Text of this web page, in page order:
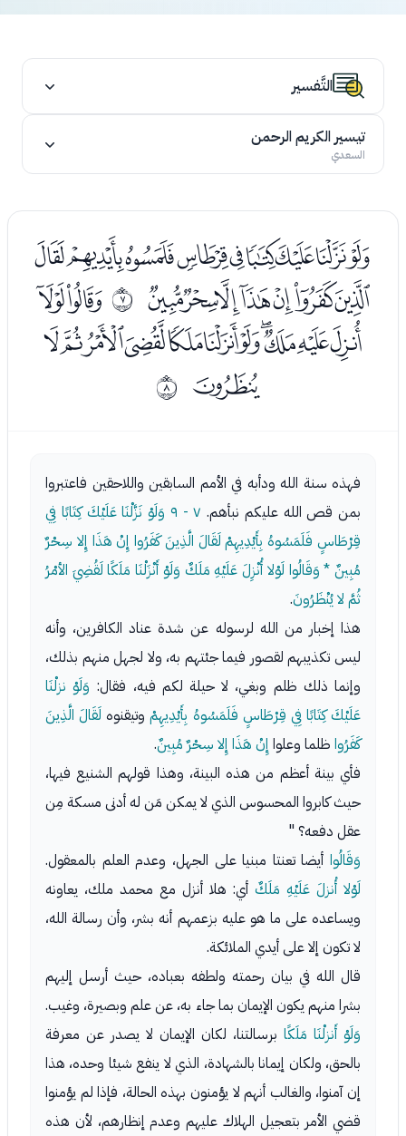
التَّفسير
تيسير الكريم الرحمن
السعدي
ﯙﯚﯛﯜﯝﯞﯟﯠﯡ
ﯢﯣﯤﯥﯦﯧﯨ ﰆ ﯪﯫ
ﯬﯭﯮﯯﯰﯱﯲﯳﯴﯵﯶ
ﯷ ﰇ
فهذه سنة الله ودأبه في الأمم السابقين واللاحقين فاعتبروا
بمن قص الله عليكم نبأهم. ٧ - ٩
وَلَوْ نَزَّلْنَا عَلَيْكَ كِتَابًا فِي
قِرْطَاسٍ فَلَمَسُوهُ بِأَيْدِيهِمْ لَقَالَ الَّذِينَ كَفَرُوا إِنْ هَذَا إِلا سِحْرٌ
مُبِينٌ * وَقَالُوا لَوْلا أُنْزِلَ عَلَيْهِ مَلَكٌ وَلَوْ أَنْزَلْنَا مَلَكًا لَقُضِيَ الأمْرُ
ثُمَّ لا يُنْظَرُونَ.
هذا إخبار من الله لرسوله عن شدة عناد الكافرين، وأنه
ليس تكذيبهم لقصور فيما جئتهم به، ولا لجهل منهم بذلك،
وإنما ذلك ظلم وبغي، لا حيلة لكم فيه، فقال: وَلَوْ نزلْنَا
عَلَيْكَ كِتَابًا فِي قِرْطَاسٍ فَلَمَسُوهُ بِأَيْدِيهِمْوتيقنوه لَقَالَ الَّذِينَ
كَفَرُوا ظلما وعلوا إِنْ هَذَا إِلا سِحْرٌ مُبِينٌ.
فأي بينة أعظم من هذه البينة، وهذا قولهم الشنيع فيها،
حيث كابروا المحسوس الذي لا يمكن مَن له أدنى مسكة مِن
عقل دفعه؟ "
وَقَالُوا أيضا تعنتا مبنيا على الجهل، وعدم العلم بالمعقول.
لَوْلا أُنزلَ عَلَيْهِ مَلَكٌأي: هلا أنزل مع محمد ملك، يعاونه
ويساعده على ما هو عليه بزعمهم أنه بشر، وأن رسالة الله،
لا تكون إلا على أيدي الملائكة.
قال الله في بيان رحمته ولطفه بعباده، حيث أرسل إليهم
بشرا منهم يكون الإيمان بما جاء به، عن علم وبصيرة، وغيب.
وَلَوْ أَنزلْنَا مَلَكًا برسالتنا، لكان الإيمان لا يصدر عن معرفة
بالحق، ولكان إيمانا بالشهادة، الذي لا ينفع شيئا وحده، هذا
إن آمنوا، والغالب أنهم لا يؤمنون بهذه الحالة، فإذا لم يؤمنوا
قضي الأمر بتعجيل الهلاك عليهم وعدم إنظارهم، لأن هذه